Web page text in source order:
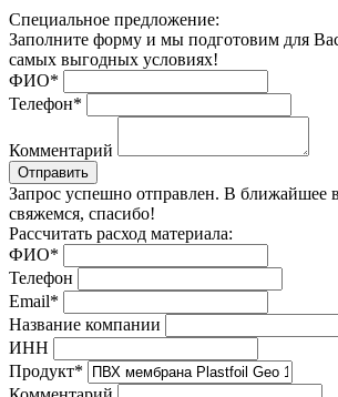
Специальное предложение:
Заполните форму и мы подготовим для
самых выгодных условиях!
ФИО*
Телефон*
Комментарий
Отправить
Запрос успешно отправлен. В ближайшее
свяжемся, спасибо!
Рассчитать расход материала:
ФИО*
Телефон
Email*
Название компании
ИНН
Продукт*